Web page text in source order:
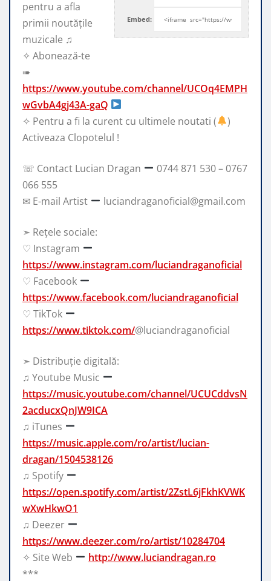
Embed:
pentru a afla
primii noutățile
muzicale ♫
✧ Abonează-te
➠
https://www.youtube.com/channel/UCOq4EMPH
wGvbA4gj43A-gaQ
✧ Pentru a fi la curent cu ultimele noutati (
)
Activeaza Clopotelul !
☏ Contact Lucian Dragan
0744 871 530 – 0767
066 555
✉ E-mail Artist
luciandraganoficial@gmail.com
➣ Rețele sociale:
♡ Instagram
https://www.instagram.com/luciandraganoficial
♡ Facebook
https://www.facebook.com/luciandraganoficial
♡ TikTok
https://www.tiktok.com/@luciandraganoficial
➣ Distribuție digitală:
♫ Youtube Music
https://music.youtube.com/channel/UCUCddvsN
2acducxQnJW9ICA
♫ iTunes
https://music.apple.com/ro/artist/lucian-
dragan/1504538126
♫ Spotify
https://open.spotify.com/artist/2ZstL6jFkhKVWK
wXwHkwO1
♫ Deezer
https://www.deezer.com/ro/artist/10284704
✧ Site Web
http://www.luciandragan.ro
***